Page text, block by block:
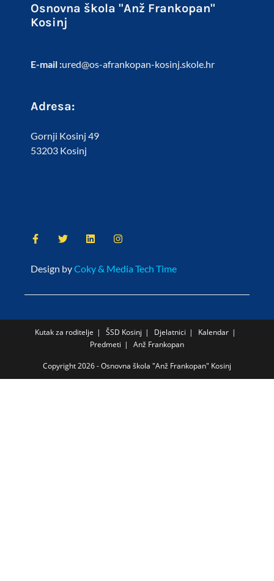
Osnovna škola "Anž Frankopan"
Kosinj
E-mail :ured@os-afrankopan-kosinj.skole.hr
Adresa:
Gornji Kosinj 49
53203 Kosinj
Design byCoky & Media Tech Time
Kutak za roditelje ŠSD Kosinj Djelatnici
Kalendar
Predmeti
Anž Frankopan
Copyright 2026 - Osnovna škola "Anž Frankopan" Kosinj